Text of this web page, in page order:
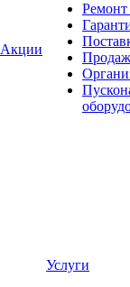
Акции
Ремонт
Услуги